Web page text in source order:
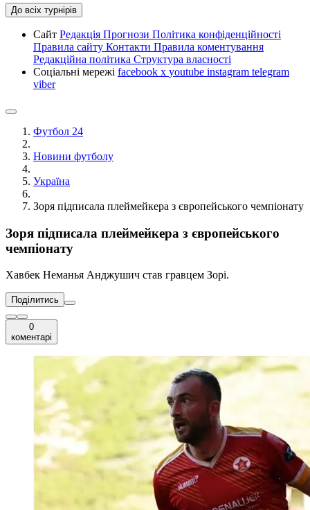
До всіх турнірів
Сайт Редакція Прогнози Політика конфіденційності
Правила сайту Контакти Правила коментування
Редакційна політика Структура власності
Соціальні мережі facebook x youtube instagram telegram
viber
Футбол 24
Новини футболу
Україна
Зоря підписала плеймейкера з європейського чемпіонату
Зоря підписала плеймейкера з європейського
чемпіонату
Хавбек Неманья Анджушич став гравцем Зорі.
Поділитись
0
коментарі